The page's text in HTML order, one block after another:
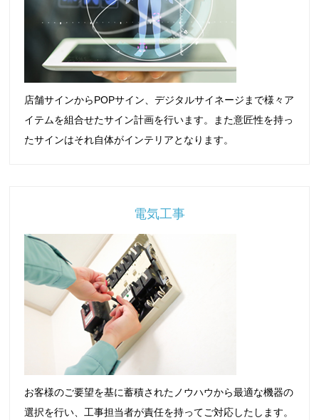
店舗サインからPOPサイン、デジタルサイネージまで様々ア
イテムを組合せたサイン計画を行います。また意匠性を持っ
たサインはそれ自体がインテリアとなります。
電気工事
お客様のご要望を基に蓄積されたノウハウから最適な機器の
選択を行い、工事担当者が責任を持ってご対応したします。